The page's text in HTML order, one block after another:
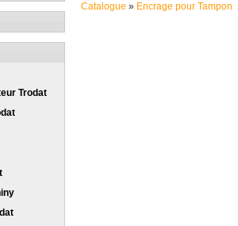
Trodat
Catalogue » Encrage pour Tampon